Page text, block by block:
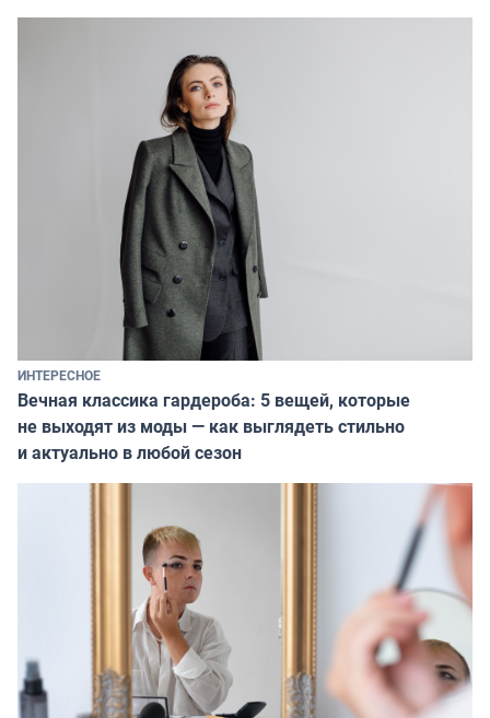
ИНТЕРЕСНОЕ
Вечная классика гардероба: 5 вещей, которые
не выходят из моды — как выглядеть стильно
и актуально в любой сезон